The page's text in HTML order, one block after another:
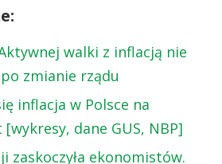
walki z inflacją nie
zmianie rządu
inflacja w Polsce na
dane GUS, NBP]
zaskoczyła ekonomistów.